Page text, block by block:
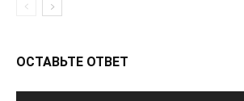
ОСТАВЬТЕ ОТВЕТ